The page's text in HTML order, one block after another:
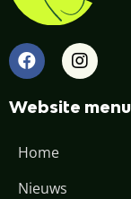
Website menu
Home
Nieuws